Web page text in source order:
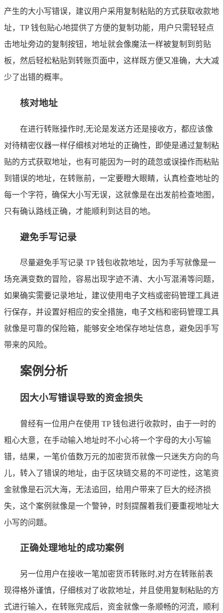
产生的大小写错误，建议用户采用复制粘贴的方式获取收款地
址，TP 钱包贴心地提供了方便的复制功能，用户只需轻轻点
击地址旁边的复制按钮，地址就会像魔法一样被复制到剪贴
板，然后轻松粘贴到转账页面中，这样既方便又准确，大大减
少了出错的概率。
核对地址
在进行转账操作时,无论是发送方还是接收方，都应该像
对待精密仪器一样仔细核对地址的正确性，即使是通过复制粘
贴的方式获取地址，也有可能因为一时的疏忽或误操作而粘贴
到错误的地址，在转账前，一定要瞪大眼睛，认真检查地址的
每一个字符，确保大小写无误，这就像是在出发前检查地图，
只有确认路线正确，才能顺利到达目的地。
避免手写记录
尽量避免手写记录 TP 钱包收款地址，因为手写就像是一
场充满变数的冒险，容易出现字迹不清、大小写混淆等问题，
如果确实需要记录地址，建议使用电子文档或密码管理工具进
行保存，并设置好相应的安全措施，电子文档和密码管理工具
就像是可靠的保险箱，能够安全地保存地址信息，避免因手写
带来的风险。
案例分析
因大小写错误导致的资金损失
曾经有一位用户在使用 TP 钱包进行收款时，由于一时的
粗心大意，在手动输入地址时不小心将一个字母的大小写输
错，结果，一笔价值数万元的加密货币就像一只迷失方向的鸟
儿，转入了错误的地址，由于区块链交易的不可逆性，这笔资
金就像是石沉大海，无法追回，给用户带来了巨大的经济损
失，这个案例就像是一个警钟，时刻提醒着我们要重视地址大
小写的问题。
正确处理地址的成功案例
另一位用户在接收一笔加密货币转账时,对方在转账前表
现得格外谨慎，仔细核对了收款地址，并且使用复制粘贴的方
式进行输入，在转账完成后，资金就像一条顺畅的河流，顺利